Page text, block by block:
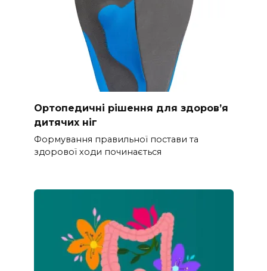
Ортопедичні рішення для здоров’я
дитячих ніг
Формування правильної постави та
здорової ходи починається